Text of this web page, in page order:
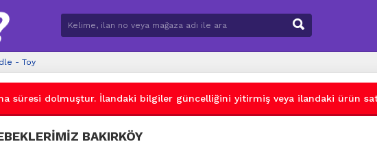
- Toy
süresi dolmuştur. İlandaki bilgiler güncelliğini yitirmiş veya ilandaki ürün
BAKIRKÖY